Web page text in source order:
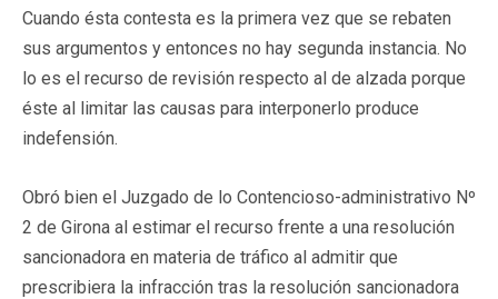
Cuando ésta contesta es la primera vez que se rebaten
sus argumentos y entonces no hay segunda instancia. No
lo es el recurso de revisión respecto al de alzada porque
éste al limitar las causas para interponerlo produce
indefensión.
Obró bien el Juzgado de lo Contencioso-administrativo Nº
2 de Girona al estimar el recurso frente a una resolución
sancionadora en materia de tráfico al admitir que
prescribiera la infracción tras la resolución sancionadora